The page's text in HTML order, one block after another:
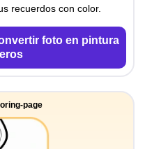
recuerdos con color.
foto en pintura
page